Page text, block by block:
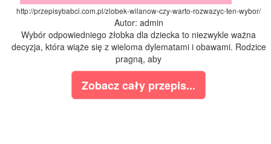
http://przepisybabci.com.pl/zlobek-wilanow-czy-warto-rozwazyc-ten-wybor/
Autor: admin
Wybór odpowiedniego żłobka dla dziecka to niezwykle ważna
decyzja, która wiąże się z wieloma dylematami i obawami. Rodzice
pragną, aby
Zobacz cały przepis...